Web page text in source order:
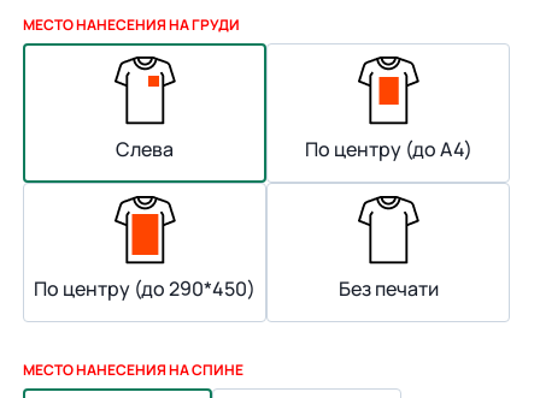
МЕСТО НАНЕСЕНИЯ НА ГРУДИ
Слева По центру (до А4)
По центру (до 290*450) Без печати
МЕСТО НАНЕСЕНИЯ НА СПИНЕ